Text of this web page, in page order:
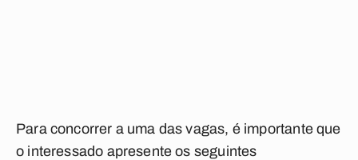
Para concorrer a uma das vagas, é importante que
o interessado apresente os seguintes